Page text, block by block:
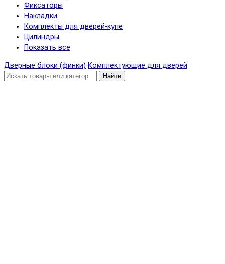
Фиксаторы
Накладки
Комплекты для дверей-купе
Цилиндры
Показать все
Дверные блоки (финки) Комплектующие для дверей
Найти